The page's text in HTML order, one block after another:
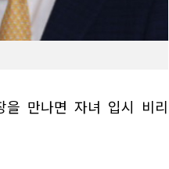
을 만나면 자녀 입시 비리